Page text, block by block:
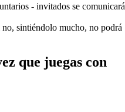
- invitados se comunicará
sintiéndolo mucho, no podrá
que juegas con